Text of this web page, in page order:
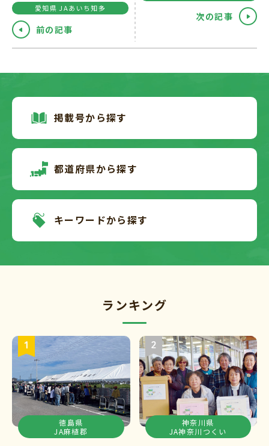
愛知県 JAあいち知多
前の記事
次の記事
掲載号から探す
都道府県から探す
キーワードから探す
ランキング
徳島県
JA麻植郡
神奈川県
JA神奈川つくい